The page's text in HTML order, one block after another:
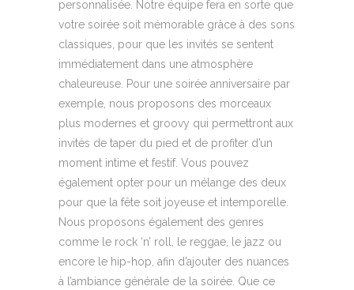
personnalisée. Notre équipe fera en sorte que
votre soirée soit mémorable grâce à des sons
classiques, pour que les invités se sentent
immédiatement dans une atmosphère
chaleureuse. Pour une soirée anniversaire par
exemple, nous proposons des morceaux
plus modernes et groovy qui permettront aux
invités de taper du pied et de profiter d’un
moment intime et festif. Vous pouvez
également opter pour un mélange des deux
pour que la fête soit joyeuse et intemporelle.
Nous proposons également des genres
comme le rock ‘n’ roll, le reggae, le jazz ou
encore le hip-hop, afin d’ajouter des nuances
à l’ambiance générale de la soirée. Que ce